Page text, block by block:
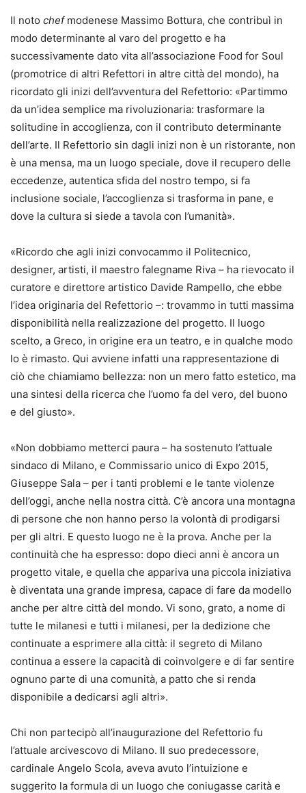
Il noto chefmodenese Massimo Bottura, che contribuì in
modo determinante al varo del progetto e ha
successivamente dato vita all’associazione Food for Soul
(promotrice di altri Refettori in altre città del mondo), ha
ricordato gli inizi dell’avventura del Refettorio: «Partimmo
da un’idea semplice ma rivoluzionaria: trasformare la
solitudine in accoglienza, con il contributo determinante
dell’arte. Il Refettorio sin dagli inizi non è un ristorante, non
è una mensa, ma un luogo speciale, dove il recupero delle
eccedenze, autentica sfida del nostro tempo, si fa
inclusione sociale, l’accoglienza si trasforma in pane, e
dove la cultura si siede a tavola con l’umanità».
«Ricordo che agli inizi convocammo il Politecnico,
designer, artisti, il maestro falegname Riva – ha rievocato il
curatore e direttore artistico Davide Rampello, che ebbe
l’idea originaria del Refettorio –: trovammo in tutti massima
disponibilità nella realizzazione del progetto. Il luogo
scelto, a Greco, in origine era un teatro, e in qualche modo
lo è rimasto. Qui avviene infatti una rappresentazione di
ciò che chiamiamo bellezza: non un mero fatto estetico, ma
una sintesi della ricerca che l’uomo fa del vero, del buono
e del giusto».
«Non dobbiamo metterci paura – ha sostenuto l’attuale
sindaco di Milano, e Commissario unico di Expo 2015,
Giuseppe Sala – per i tanti problemi e le tante violenze
dell’oggi, anche nella nostra città. C’è ancora una montagna
di persone che non hanno perso la volontà di prodigarsi
per gli altri. E questo luogo ne è la prova. Anche per la
continuità che ha espresso: dopo dieci anni è ancora un
progetto vitale, e quella che appariva una piccola iniziativa
è diventata una grande impresa, capace di fare da modello
anche per altre città del mondo. Vi sono, grato, a nome di
tutte le milanesi e tutti i milanesi, per la dedizione che
continuate a esprimere alla città: il segreto di Milano
continua a essere la capacità di coinvolgere e di far sentire
ognuno parte di una comunità, a patto che si renda
disponibile a dedicarsi agli altri».
Chi non partecipò all’inaugurazione del Refettorio fu
l’attuale arcivescovo di Milano. Il suo predecessore,
cardinale Angelo Scola, aveva avuto l’intuizione e
suggerito la formula di un luogo che coniugasse carità e